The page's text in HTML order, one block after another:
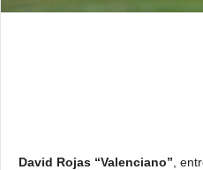
David Rojas “Valenciano” ,